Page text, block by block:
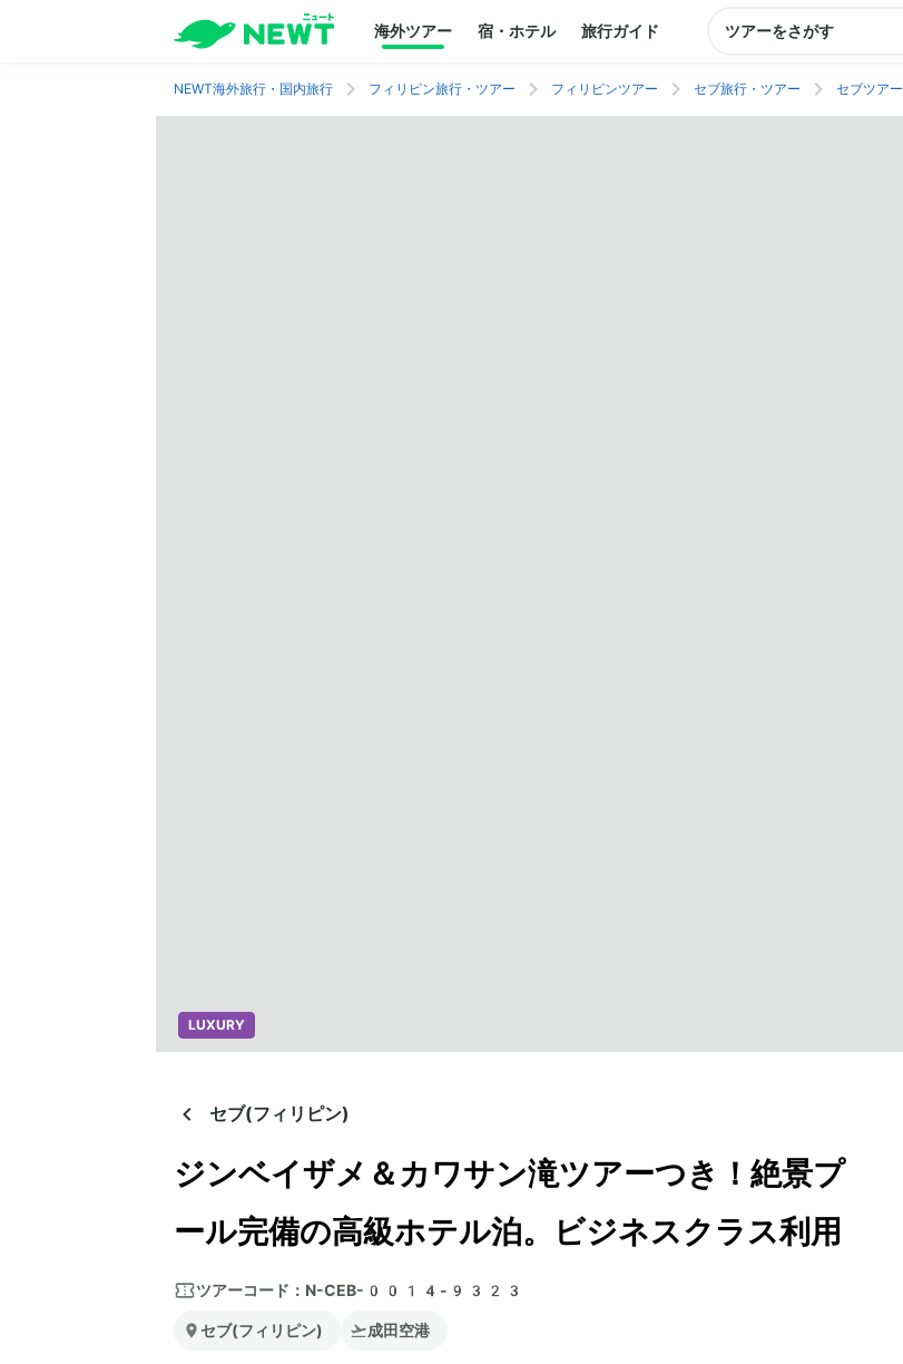
海外ツアー 宿・ホテル 旅行ガイド ツアーをさがす
NEWT海外旅行・国内旅行 フィリピン旅行・ツアー フィリピンツアー セブ旅行・ツアー セブツアー
LUXURY
セブ(フィリピン)
ジンベイザメ＆カワサン滝ツアーつき！絶景プ
ール完備の高級ホテル泊。ビジネスクラス利用
ツアーコード： N-CEB-0014-9323
セブ(フィリピン) 成田空港